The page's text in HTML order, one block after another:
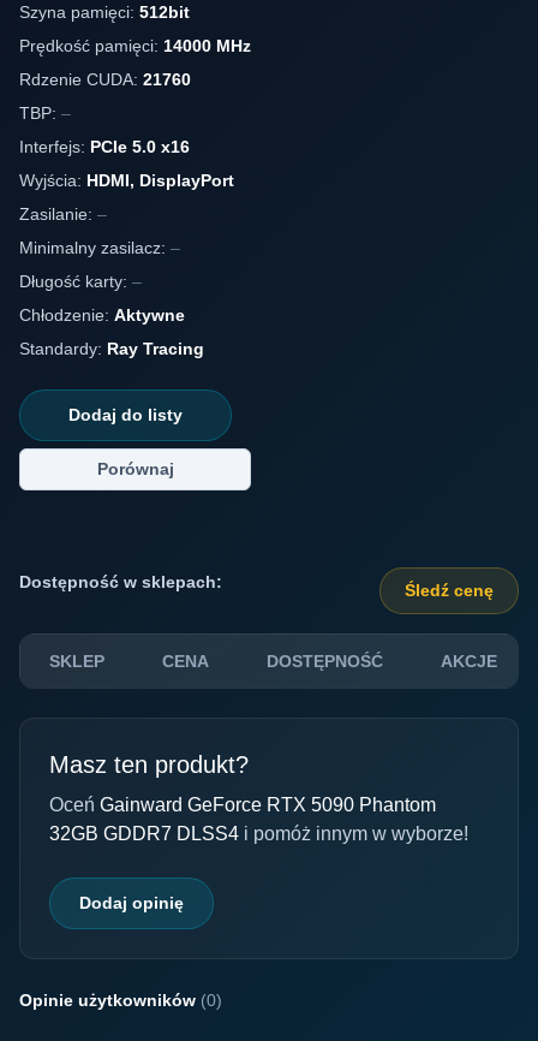
Szyna pamięci: 512bit
Prędkość pamięci: 14000 MHz
Rdzenie CUDA: 21760
TBP: –
Interfejs: PCIe 5.0 x16
Wyjścia: HDMI, DisplayPort
Zasilanie: –
Minimalny zasilacz: –
Długość karty: –
Chłodzenie: Aktywne
Standardy: Ray Tracing
Dodaj do listy
Porównaj
Dostępność w sklepach: Śledź cenę
SKLEP CENA DOSTĘPNOŚĆ AKCJE
Masz ten produkt?
Oceń Gainward GeForce RTX 5090 Phantom
32GB GDDR7 DLSS4 i pomóż innym w wyborze!
Dodaj opinię
Opinie użytkowników (0)